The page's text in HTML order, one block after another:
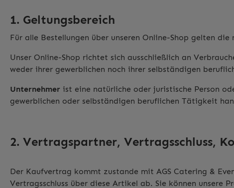
1. Geltungsbereich
Für alle Bestellungen über unseren Online-Shop gelten die
Unser Online-Shop richtet sich ausschließlich an
weder ihrer gewerblichen noch ihrer selbständigen
Unternehmer ist eine natürliche oder juristische Person
gewerblichen oder selbständigen beruflichen Tätigkeit
2. Vertragspartner, Vertragsschluss,
Der Kaufvertrag kommt zustande mit AGS Catering &
Vertragsschluss über diese Artikel ab. Sie können unsere